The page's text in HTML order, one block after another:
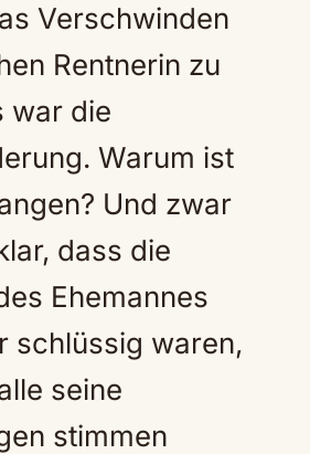
Verschwinden
Rentnerin zu
war die
Warum ist
Und zwar
dass die
Ehemannes
schlüssig waren,
seine
stimmen